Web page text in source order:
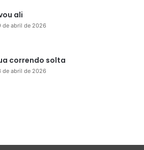
ali
de abril de 2026
correndo solta
de abril de 2026